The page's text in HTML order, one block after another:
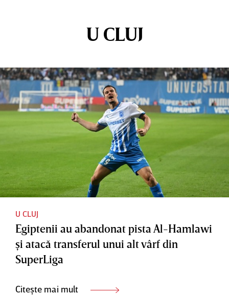
U CLUJ
U CLUJ
Egiptenii au abandonat pista Al-Hamlawi
şi atacă transferul unui alt vârf din
SuperLiga
Citește mai mult